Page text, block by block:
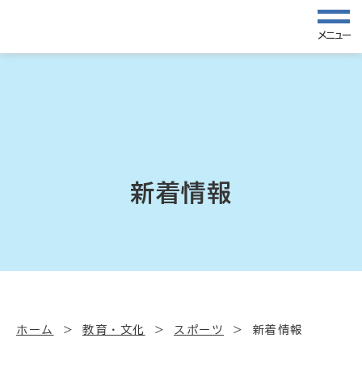
メニュー
新着情報
ホーム 教育・文化 スポーツ 新着情報